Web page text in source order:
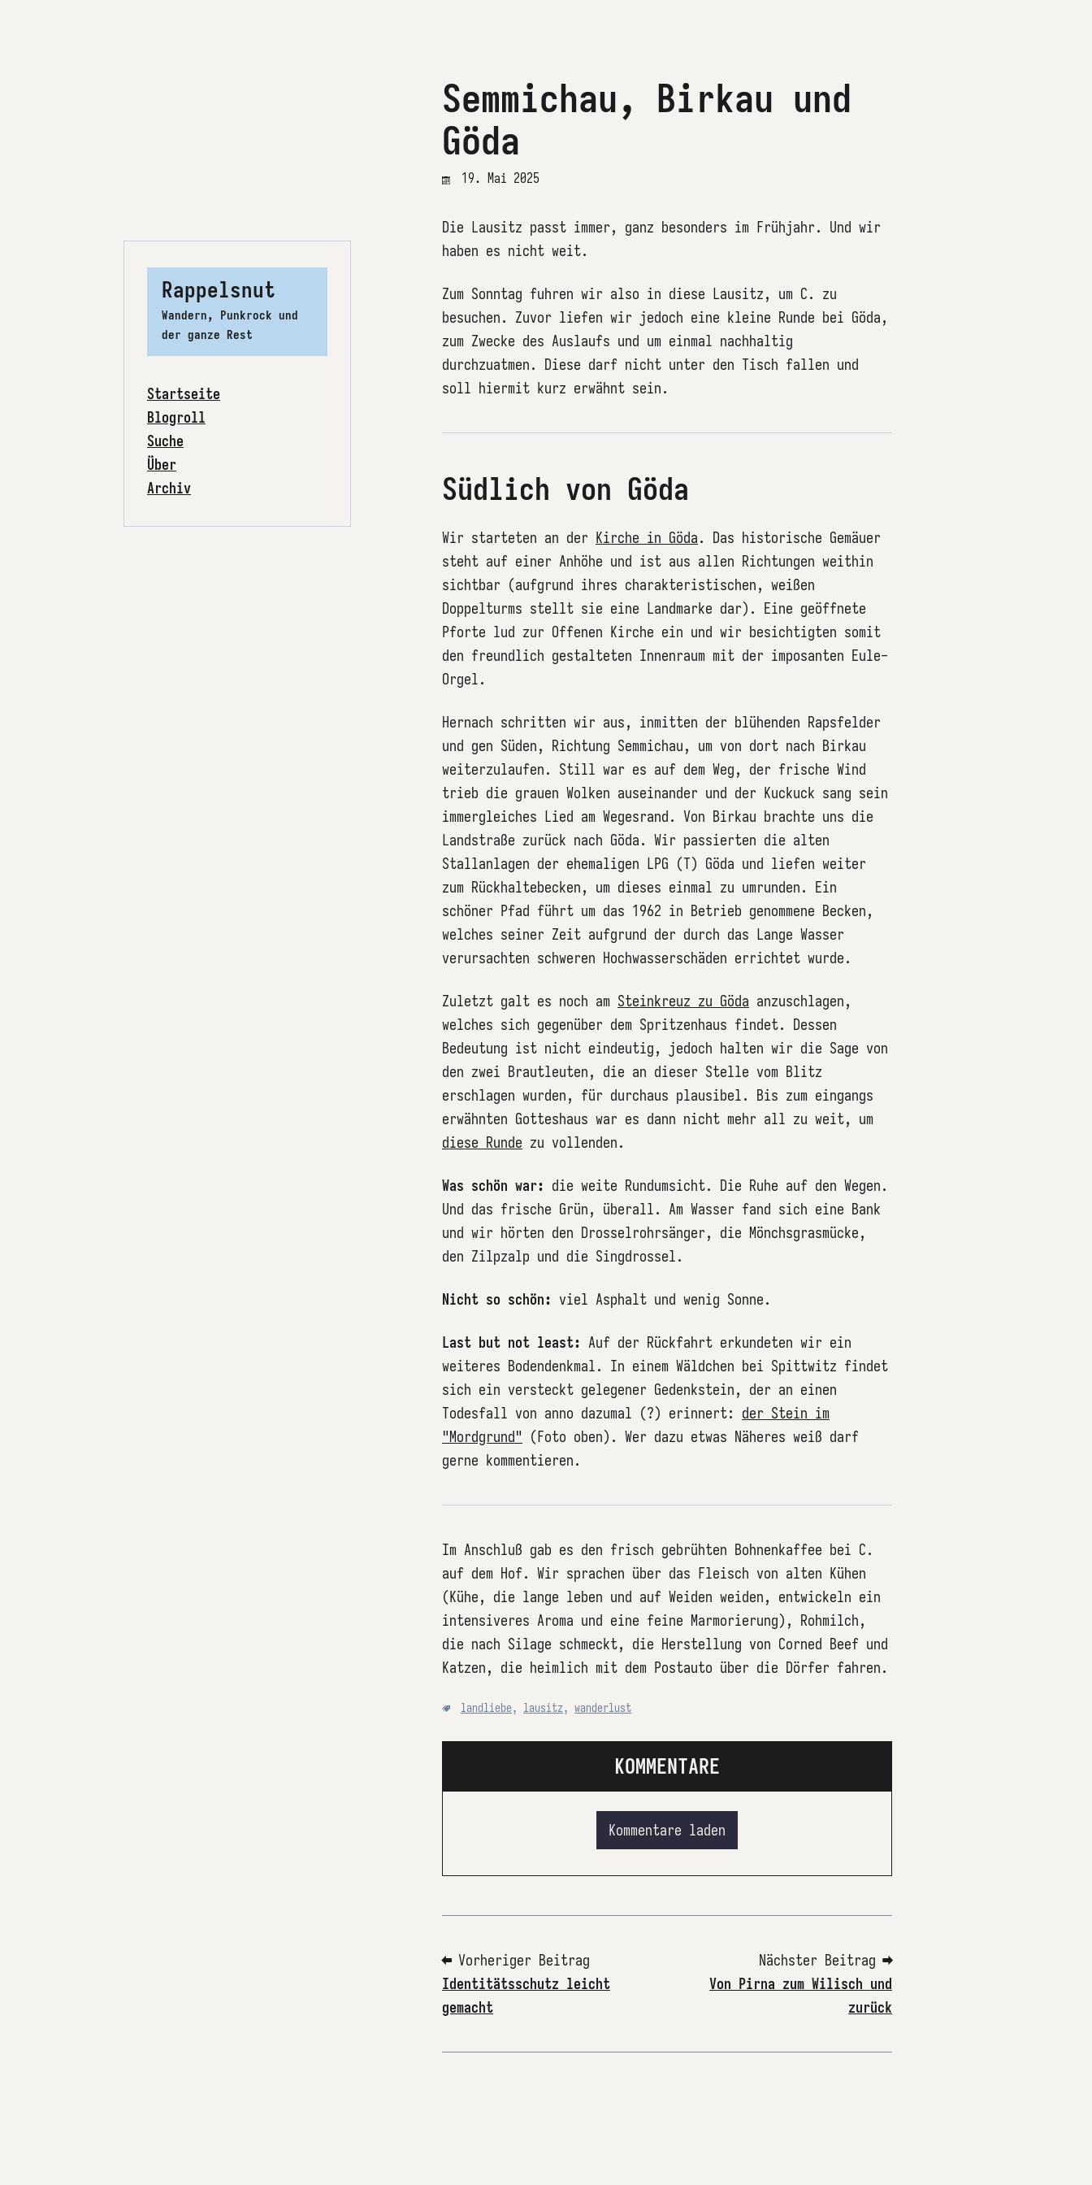
Rappelsnut
Wandern, Punkrock und
der ganze Rest
Startseite
Blogroll
Suche
Über
Archiv
Semmichau, Birkau und
Göda
19. Mai 2025
Die Lausitz passt immer, ganz besonders im Frühjahr. Und wir
haben es nicht weit.
Zum Sonntag fuhren wir also in diese Lausitz, um C. zu
besuchen. Zuvor liefen wir jedoch eine kleine Runde bei Göda,
zum Zwecke des Auslaufs und um einmal nachhaltig
durchzuatmen. Diese darf nicht unter den Tisch fallen und
soll hiermit kurz erwähnt sein.
Südlich von Göda
Wir starteten an der Kirche in Göda. Das historische Gemäuer
steht auf einer Anhöhe und ist aus allen Richtungen weithin
sichtbar (aufgrund ihres charakteristischen, weißen
Doppelturms stellt sie eine Landmarke dar). Eine geöffnete
Pforte lud zur Offenen Kirche ein und wir besichtigten somit
den freundlich gestalteten Innenraum mit der imposanten Eule-
Orgel.
Hernach schritten wir aus, inmitten der blühenden Rapsfelder
und gen Süden, Richtung Semmichau, um von dort nach Birkau
weiterzulaufen. Still war es auf dem Weg, der frische Wind
trieb die grauen Wolken auseinander und der Kuckuck sang sein
immergleiches Lied am Wegesrand. Von Birkau brachte uns die
Landstraße zurück nach Göda. Wir passierten die alten
Stallanlagen der ehemaligen LPG (T) Göda und liefen weiter
zum Rückhaltebecken, um dieses einmal zu umrunden. Ein
schöner Pfad führt um das 1962 in Betrieb genommene Becken,
welches seiner Zeit aufgrund der durch das Lange Wasser
verursachten schweren Hochwasserschäden errichtet wurde.
Zuletzt galt es noch am Steinkreuz zu Göda anzuschlagen,
welches sich gegenüber dem Spritzenhaus findet. Dessen
Bedeutung ist nicht eindeutig, jedoch halten wir die Sage von
den zwei Brautleuten, die an dieser Stelle vom Blitz
erschlagen wurden, für durchaus plausibel. Bis zum eingangs
erwähnten Gotteshaus war es dann nicht mehr all zu weit, um
diese Runde zu vollenden.
Was schön war: die weite Rundumsicht. Die Ruhe auf den Wegen.
Und das frische Grün, überall. Am Wasser fand sich eine Bank
und wir hörten den Drosselrohrsänger, die Mönchsgrasmücke,
den Zilpzalp und die Singdrossel.
Nicht so schön: viel Asphalt und wenig Sonne.
Last but not least: Auf der Rückfahrt erkundeten wir ein
weiteres Bodendenkmal. In einem Wäldchen bei Spittwitz findet
sich ein versteckt gelegener Gedenkstein, der an einen
Todesfall von anno dazumal (?) erinnert: der Stein im
"Mordgrund" (Foto oben). Wer dazu etwas Näheres weiß darf
gerne kommentieren.
Im Anschluß gab es den frisch gebrühten Bohnenkaffee bei C.
auf dem Hof. Wir sprachen über das Fleisch von alten Kühen
(Kühe, die lange leben und auf Weiden weiden, entwickeln ein
intensiveres Aroma und eine feine Marmorierung), Rohmilch,
die nach Silage schmeckt, die Herstellung von Corned Beef und
Katzen, die heimlich mit dem Postauto über die Dörfer fahren.
landliebe, lausitz, wanderlust
KOMMENTARE
Kommentare laden
⬅ Vorheriger Beitrag
Identitätsschutz leicht
gemacht
Nächster Beitrag ➡
Von Pirna zum Wilisch und
zurück